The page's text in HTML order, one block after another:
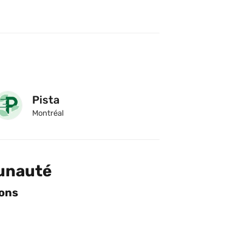
Pista
Montréal